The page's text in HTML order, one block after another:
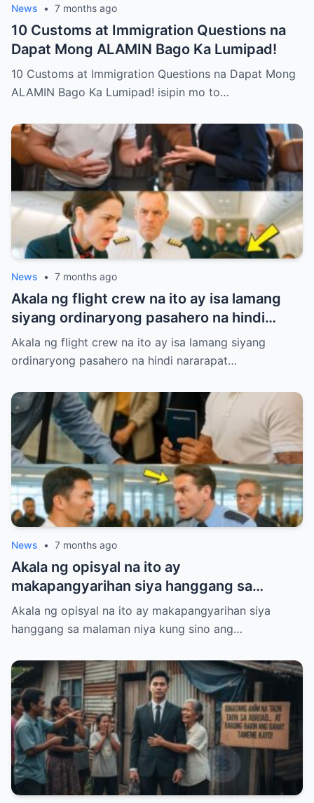
News • 7 months ago
10 Customs at Immigration Questions na
Dapat Mong ALAMIN Bago Ka Lumipad!
10 Customs at Immigration Questions na Dapat Mong
ALAMIN Bago Ka Lumipad! isipin mo to…
News • 7 months ago
Akala ng flight crew na ito ay isa lamang
siyang ordinaryong pasahero na hindi
nararapat sa First Class.
Akala ng flight crew na ito ay isa lamang siyang
ordinaryong pasahero na hindi nararapat…
News • 7 months ago
Akala ng opisyal na ito ay
makapangyarihan siya hanggang sa
malaman niya kung sino ang hinaras niya
sa gitna ng airport.
Akala ng opisyal na ito ay makapangyarihan siya
hanggang sa malaman niya kung sino ang…